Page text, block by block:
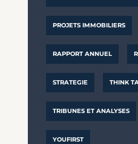
PROJETS IMMOBILIERS
RAPPORT ANNUEL
STRATEGIE THINK
TRIBUNES ET ANALYSES
YOUFIRST